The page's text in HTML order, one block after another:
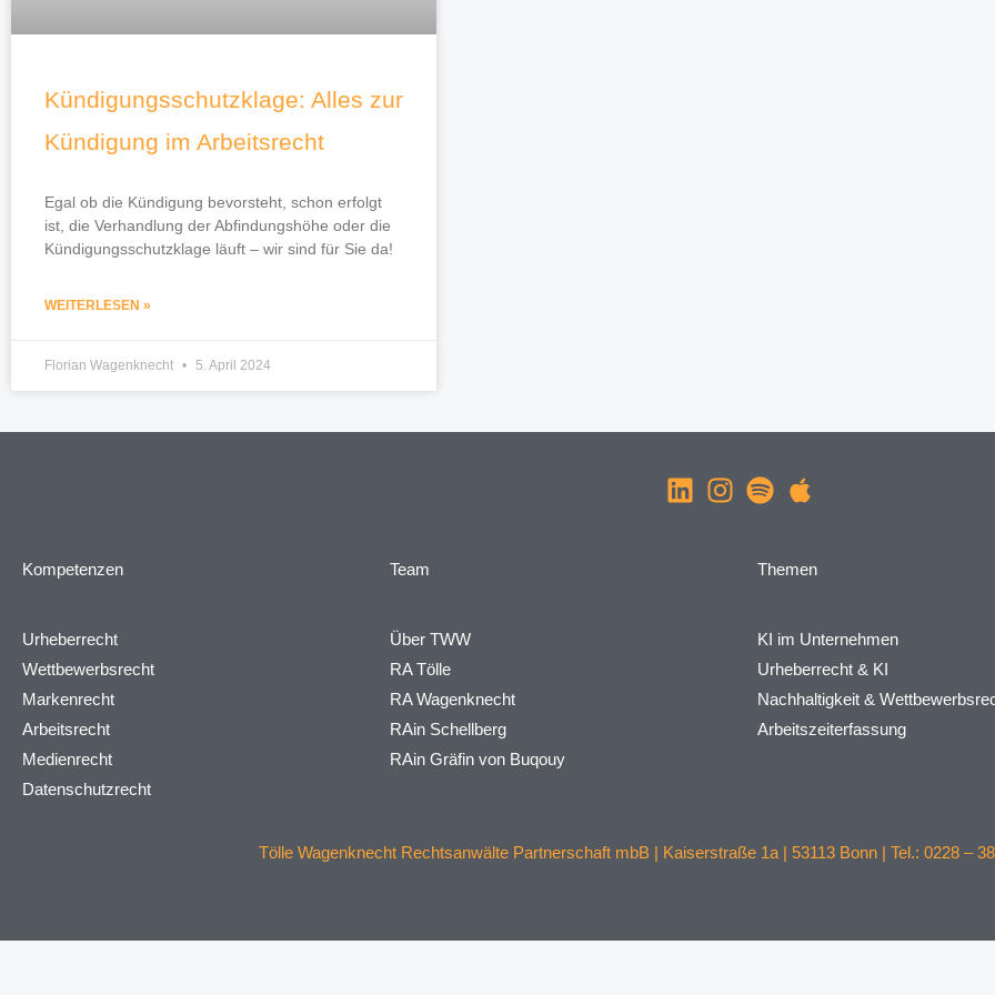
Kündigungsschutzklage: Alles zur
Kündigung im Arbeitsrecht
Egal ob die Kündigung bevorsteht, schon erfolgt
ist, die Verhandlung der Abfindungshöhe oder die
Kündigungsschutzklage läuft – wir sind für Sie da!
WEITERLESEN »
Florian Wagenknecht 5. April 2024
Kompetenzen
Urheberrecht
Wettbewerbsrecht
Markenrecht
Arbeitsrecht
Medienrecht
Datenschutzrecht
Team
Über TWW
RA Tölle
RA Wagenknecht
RAin Schellberg
RAin Gräfin von Buqouy
Themen
KI im Unternehmen
Urheberrecht & KI
Nachhaltigkeit &
Arbeitszeiterfassung
Tölle Wagenknecht Rechtsanwälte Partnerschaft mbB | Kaiserstraße 1a | 53113 Bonn | Tel.: 0228 –